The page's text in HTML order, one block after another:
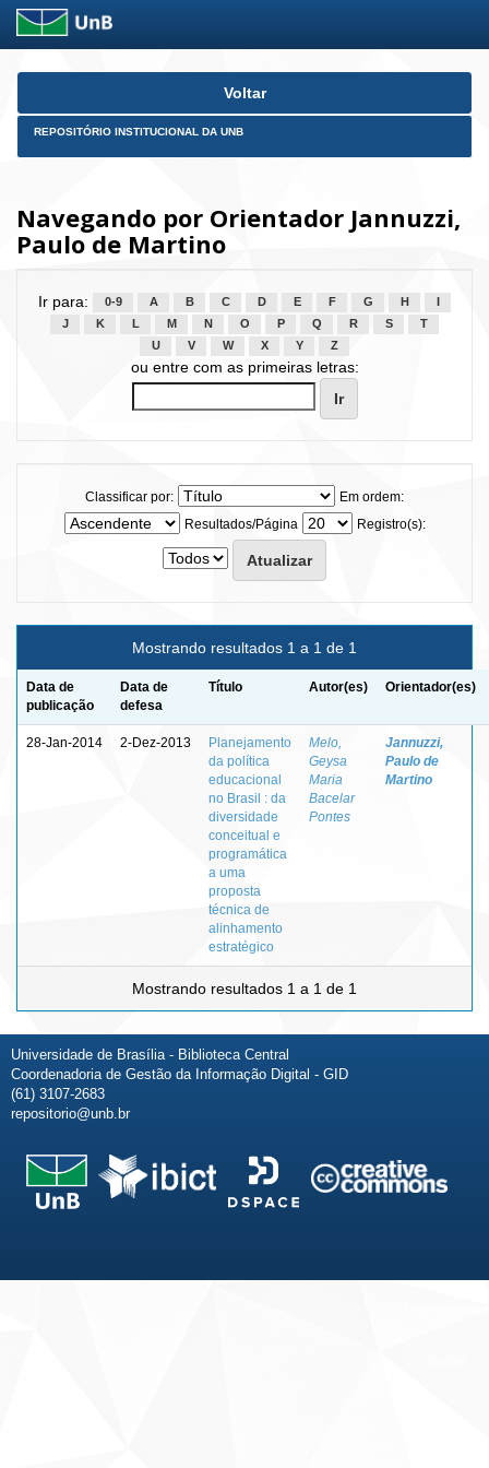
Skip
Voltar
REPOSITÓRIO INSTITUCIONAL DA UNB
Navegando por Orientador Jannuzzi,
Paulo de Martino
Ir para: 0-9 A B C D E F G H
J
K L M N O P Q R S
T
U
V W X Y Z
ou entre com as primeiras letras:
Classificar por:
Em ordem:
Resultados/Página
Registro(s):
Mostrando resultados 1 a 1 de 1
Data de
publicação
Data de
defesa
Título Autor(es) Orientador(es)
28-Jan-2014 2-Dez-2013
Planejamento
da política
educacional
no Brasil : da
diversidade
conceitual e
programática
a uma
proposta
técnica de
alinhamento
estratégico
Melo,
Geysa
Maria
Bacelar
Pontes
Jannuzzi,
Paulo de
Martino
Mostrando resultados 1 a 1 de 1
Universidade de Brasília - Biblioteca Central
Coordenadoria de Gestão da Informação Digital - GID
(61) 3107-2683
repositorio@unb.br